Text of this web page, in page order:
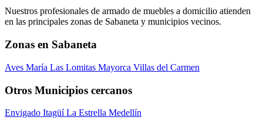
Nuestros profesionales de armado de muebles a domicilio atienden
en las principales zonas de Sabaneta y municipios vecinos.
Zonas en Sabaneta
Aves María Las Lomitas Mayorca Villas del Carmen
Otros Municipios cercanos
Envigado ItagüíLa Estrella Medellín